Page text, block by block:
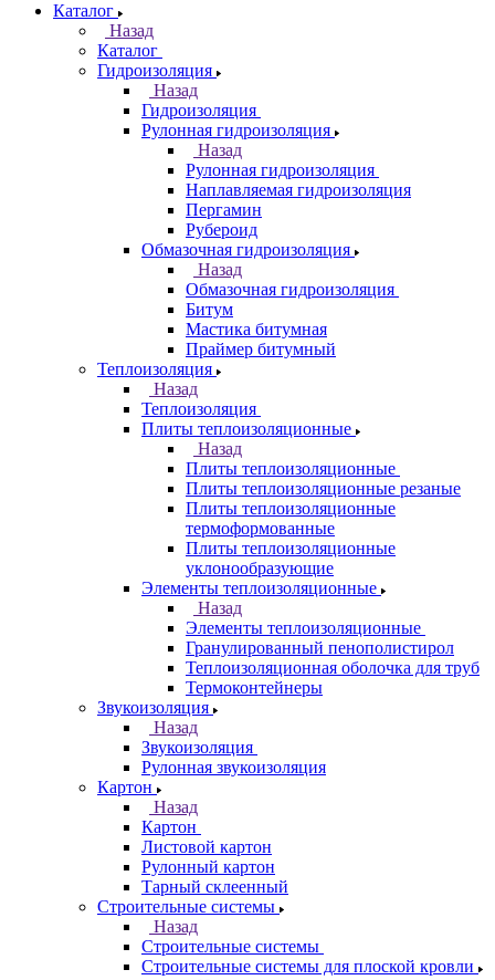
Каталог
Назад
Каталог
Гидроизоляция
Назад
Гидроизоляция
Рулонная гидроизоляция
Назад
Рулонная гидроизоляция
Наплавляемая гидроизоляция
Пергамин
Рубероид
Обмазочная гидроизоляция
Назад
Обмазочная гидроизоляция
Битум
Мастика битумная
Праймер битумный
Теплоизоляция
Назад
Теплоизоляция
Плиты теплоизоляционные
Назад
Плиты теплоизоляционные
Плиты теплоизоляционные резаные
Плиты теплоизоляционные
термоформованные
Плиты теплоизоляционные
уклонообразующие
Элементы теплоизоляционные
Назад
Элементы теплоизоляционные
Гранулированный пенополистирол
Теплоизоляционная оболочка для труб
Термоконтейнеры
Звукоизоляция
Назад
Звукоизоляция
Рулонная звукоизоляция
Картон
Назад
Картон
Листовой картон
Рулонный картон
Тарный склеенный
Строительные системы
Назад
Строительные системы
Строительные системы для плоской кровли